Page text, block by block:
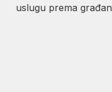
uslugu prema